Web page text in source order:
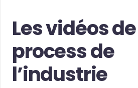
Les vidéos de
process de
l’industrie